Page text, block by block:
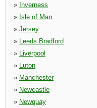
» Inverness
» Isle of Man
» Jersey
» Leeds Bradford
» Liverpool
» Luton
» Manchester
» Newcastle
» Newquay